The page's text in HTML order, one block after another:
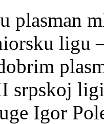
plasman
ligu
srpskoj
Igor